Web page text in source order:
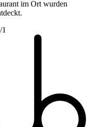
im Ort wurden